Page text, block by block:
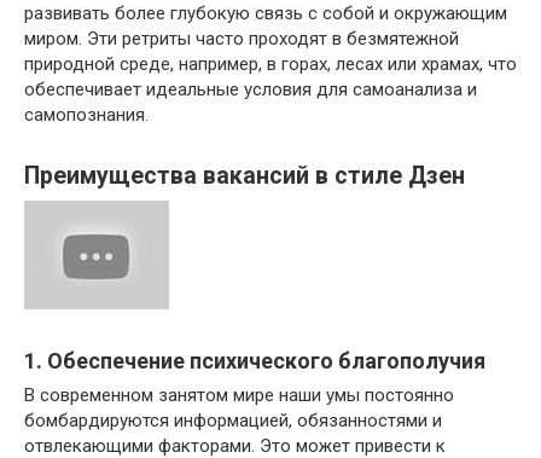
развивать более глубокую связь с собой и окружающим
миром. Эти ретриты часто проходят в безмятежной
природной среде, например, в горах, лесах или храмах, что
обеспечивает идеальные условия для самоанализа и
самопознания.
Преимущества вакансий в стиле Дзен
1. Обеспечение психического благополучия
В современном занятом мире наши умы постоянно
бомбардируются информацией, обязанностями и
отвлекающими факторами. Это может привести к